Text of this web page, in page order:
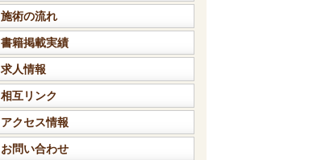
施術の流れ
書籍掲載実績
求人情報
相互リンク
アクセス情報
お問い合わせ